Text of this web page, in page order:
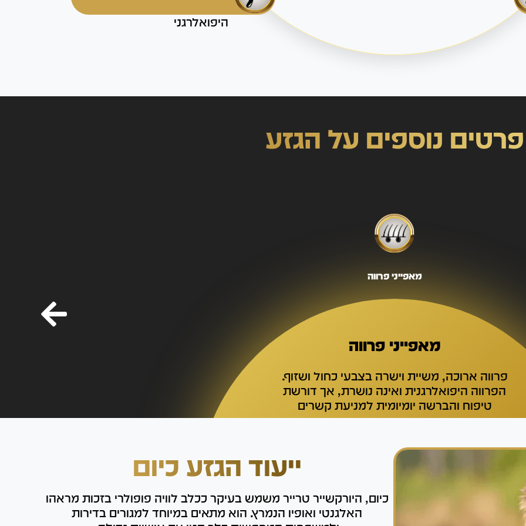
היפואלרגני
פרטים נוספים על הגזע
מאפייני פרווה
מאפייני פרווה
פרווה ארוכה, משיית וישרה בצבעי כחול ושזוף.
הפרווה היפואלרגנית ואינה נושרת, אך דורשת
טיפוח והברשה יומיומית למניעת קשרים
ייעוד הגזע כיום
כיום, היורקשייר טרייר משמש בעיקר ככלב לוויה פופולרי בזכות מראהו
האלגנטי ואופיו הנמרץ. הוא מתאים במיוחד למגורים בדירות